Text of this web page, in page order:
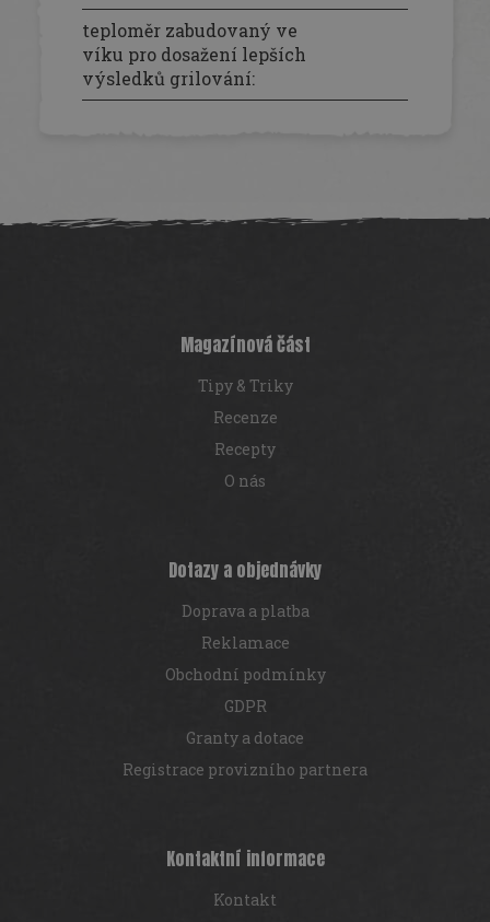
teploměr zabudovaný ve
víku pro dosažení lepších
výsledků grilování:
á
Magazínová část
Tipy & Triky
Recenze
Recepty
O nás
Dotazy a objednávky
Doprava a platba
Reklamace
Obchodní podmínky
GDPR
Granty a dotace
Registrace provizního partnera
Kontaktní informace
Kontakt